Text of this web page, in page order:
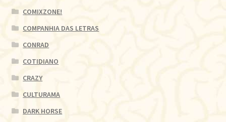
COMIXZONE!
COMPANHIA DAS LETRAS
CONRAD
COTIDIANO
CRAZY
CULTURAMA
DARK HORSE